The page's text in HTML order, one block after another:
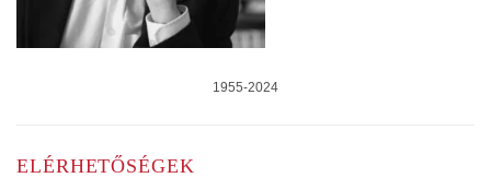
1955-2024
ELÉRHETŐSÉGEK